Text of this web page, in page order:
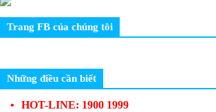
Trang FB của chúng tôi
Những điều cần biết
HOT-LINE: 1900 1999